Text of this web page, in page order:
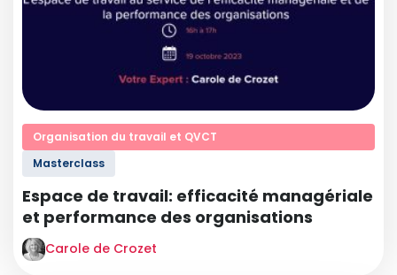
Organisation du travail et QVCT
Masterclass
Espace de travail: efficacité managériale
et performance des organisations
Carole de Crozet